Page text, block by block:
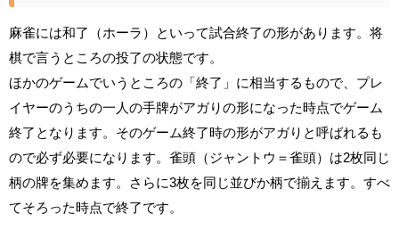
麻雀には和了（ホーラ）といって試合終了の形があります。将
棋で言うところの投了の状態です。
ほかのゲームでいうところの「終了」に相当するもので、プレ
イヤーのうちの一人の手牌がアガりの形になった時点でゲーム
終了となります。そのゲーム終了時の形がアガりと呼ばれるも
ので必ず必要になります。雀頭（ジャントウ＝雀頭）は2枚同じ
柄の牌を集めます。さらに3枚を同じ並びか柄で揃えます。すべ
てそろった時点で終了です。